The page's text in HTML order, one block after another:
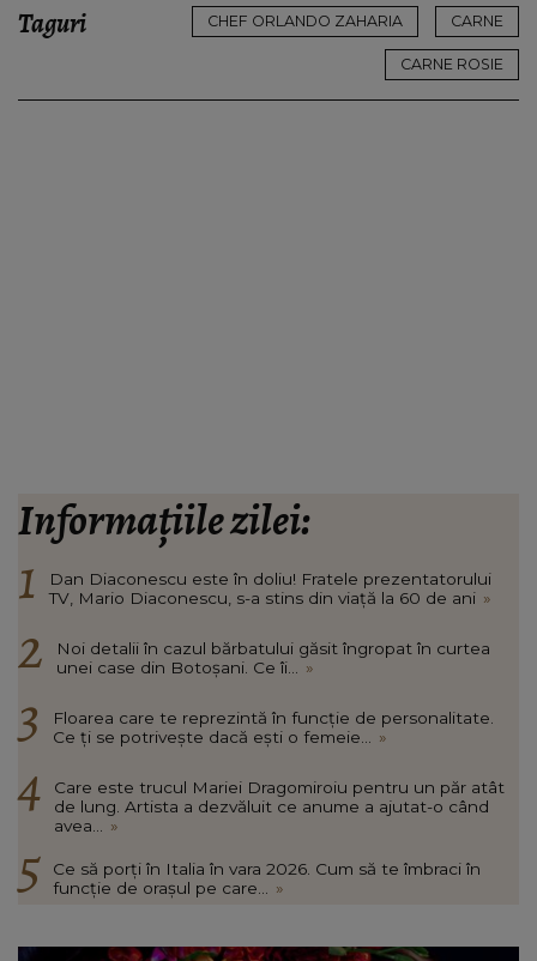
Taguri CHEF ORLANDO ZAHARIA CARNE
CARNE ROSIE
Informațiile zilei:
Dan Diaconescu este în doliu! Fratele prezentatorului
TV, Mario Diaconescu, s-a stins din viață la 60 de ani »
Noi detalii în cazul bărbatului găsit îngropat în curtea
unei case din Botoșani. Ce îi...
»
Floarea care te reprezintă în funcție de personalitate.
Ce ți se potrivește dacă ești o femeie...
»
Care este trucul Mariei Dragomiroiu pentru un păr atât
de lung. Artista a dezvăluit ce anume a ajutat-o când
avea...
»
Ce să porți în Italia în vara 2026. Cum să te îmbraci în
funcție de orașul pe care...
»